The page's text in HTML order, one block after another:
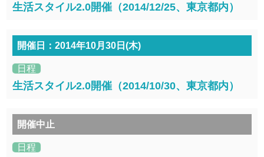
生活スタイル2.0開催（2014/12/25、東京都内）
開催日：2014年10月30日(木)
日程
生活スタイル2.0開催（2014/10/30、東京都内）
開催中止
日程